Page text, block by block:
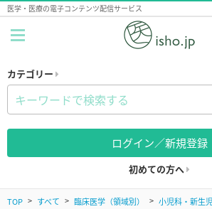
医学・医療の電子コンテンツ配信サービス
カテゴリー
ログイン／新規登録
初めての方へ
TOP すべて 臨床医学（領域別） 小児科・新生